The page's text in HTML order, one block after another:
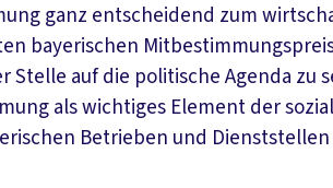
ganz entscheidend zum
bayerischen
auf die politische Agenda zu
als wichtiges Element der
Betrieben und